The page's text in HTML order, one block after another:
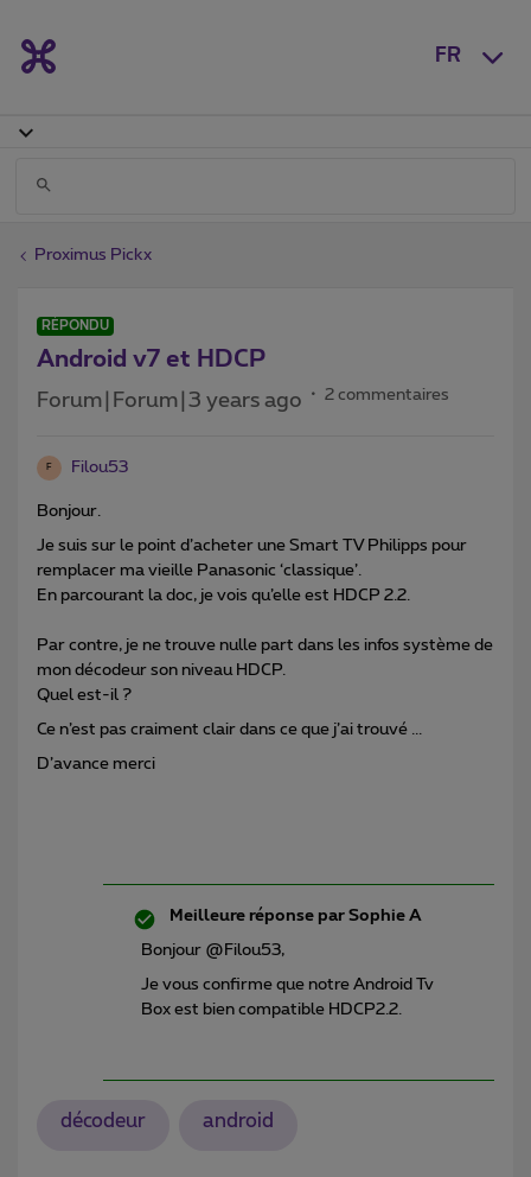
FR
Proximus Pickx
RÉPONDU
Android v7 et HDCP
Forum|Forum|3 years ago 2 commentaires
F Filou53
Bonjour.
Je suis sur le point d’acheter une Smart TV Philipps pour
remplacer ma vieille Panasonic ‘classique’.
En parcourant la doc, je vois qu’elle est HDCP 2.2.
Par contre, je ne trouve nulle part dans les infos système de
mon décodeur son niveau HDCP.
Quel est-il ?
Ce n’est pas craiment clair dans ce que j’ai trouvé ...
D’avance merci
Meilleure réponse par Sophie A
Bonjour @Filou53,
Je vous confirme que notre Android Tv
Box est bien compatible HDCP2.2.
décodeur android